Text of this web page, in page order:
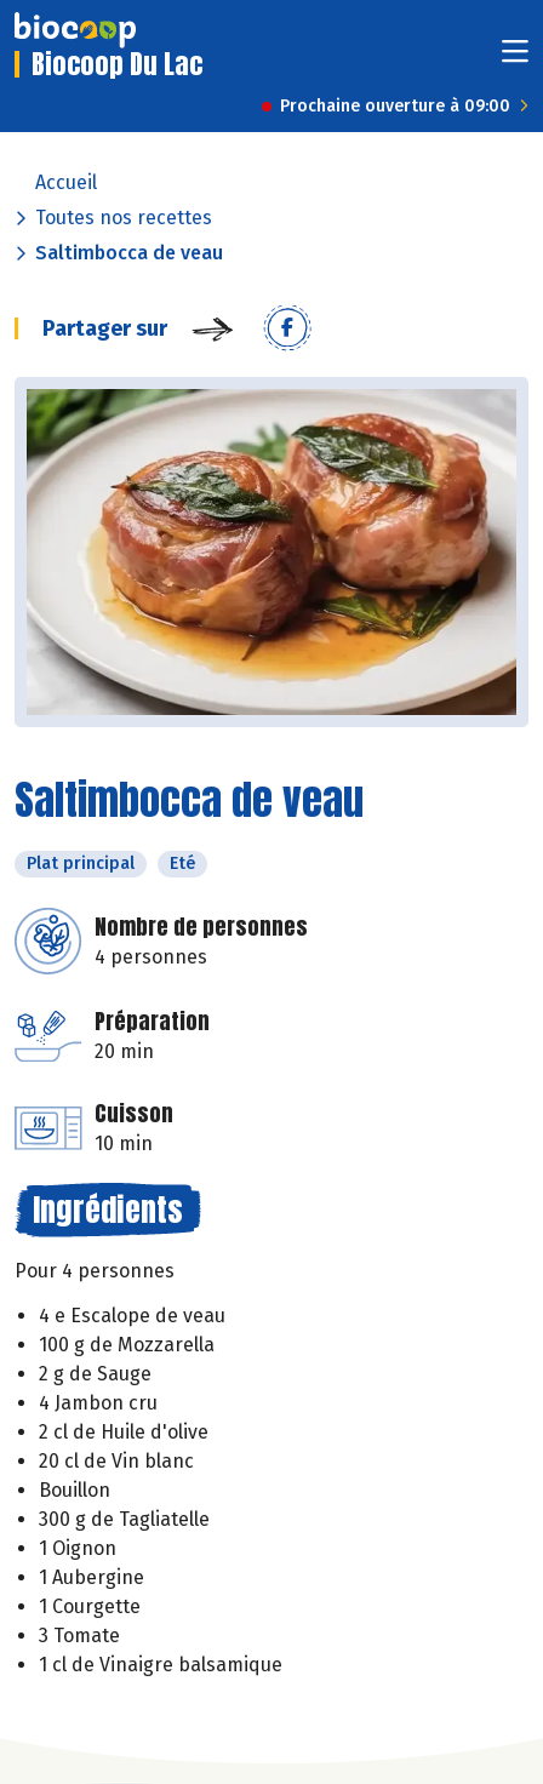
Biocoop Du Lac
Prochaine ouverture à 09:00
Accueil
Toutes nos recettes
Saltimbocca de veau
Partager sur
Saltimbocca de veau
Plat principal Eté
Nombre de personnes
4 personnes
Préparation
20 min
Cuisson
10 min
Ingrédients
Pour 4 personnes
4 e Escalope de veau
100 g de Mozzarella
2 g de Sauge
4 Jambon cru
2 cl de Huile d'olive
20 cl de Vin blanc
Bouillon
300 g de Tagliatelle
1 Oignon
1 Aubergine
1 Courgette
3 Tomate
1 cl de Vinaigre balsamique